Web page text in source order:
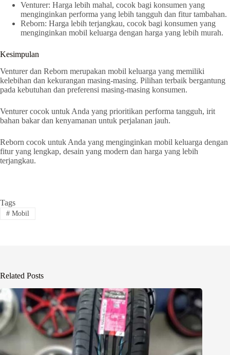
Venturer: Harga lebih mahal, cocok bagi konsumen yang
menginginkan performa yang lebih tangguh dan fitur tambahan.
Reborn: Harga lebih terjangkau, cocok bagi konsumen yang
menginginkan mobil keluarga dengan harga yang lebih murah.
Kesimpulan
Venturer dan Reborn merupakan mobil keluarga yang memiliki
kelebihan dan kekurangan masing-masing. Pilihan terbaik bergantung
pada kebutuhan dan preferensi masing-masing konsumen.
Venturer cocok untuk Anda yang prioritikan performa tangguh, irit
bahan bakar dan kenyamanan untuk perjalanan jauh.
Reborn cocok untuk Anda yang menginginkan mobil keluarga dengan
fitur yang lengkap, desain yang modern dan harga yang lebih
terjangkau.
Tags
#Mobil
Related Posts